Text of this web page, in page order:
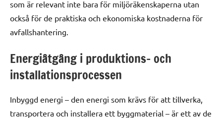
som är relevant inte bara för miljöräkenskaperna utan
också för de praktiska och ekonomiska kostnaderna för
avfallshantering.
Energiåtgång i produktions- och
installationsprocessen
Inbyggd energi – den energi som krävs för att tillverka,
transportera och installera ett byggmaterial – är ett av de